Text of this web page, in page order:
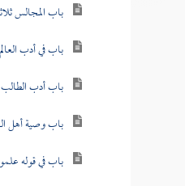
باب المجالس
باب في أدب العالم
باب أدب الطالب
باب وصية أهل
باب في قوله